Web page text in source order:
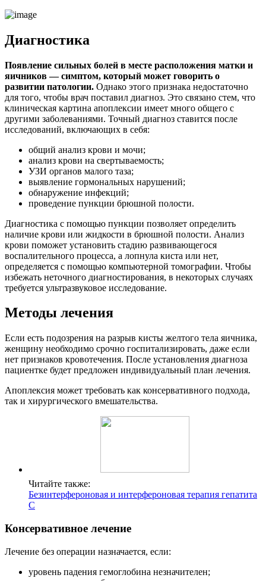
Диагностика
Появление сильных болей в месте расположения матки и
яичников — симптом, который может говорить о
развитии патологии. Однако этого признака недостаточно
для того, чтобы врач поставил диагноз. Это связано стем, что
клиническая картина апоплексии имеет много общего с
другими заболеваниями. Точный диагноз ставится после
исследований, включающих в себя:
общий анализ крови и мочи;
анализ крови на свертываемость;
УЗИ органов малого таза;
выявление гормональных нарушений;
обнаружение инфекций;
проведение пункции брюшной полости.
Диагностика с помощью пункции позволяет определить
наличие крови или жидкости в брюшной полости. Анализ
крови поможет установить стадию развивающегося
воспалительного процесса, а лопнула киста или нет,
определяется с помощью компьютерной томографии. Чтобы
избежать неточного диагностирования, в некоторых случаях
требуется ультразвуковое исследование.
Методы лечения
Если есть подозрения на разрыв кисты желтого тела яичника,
женщину необходимо срочно госпитализировать, даже если
нет признаков кровотечения. После установления диагноза
пациентке будет предложен индивидуальный план лечения.
Апоплексия может требовать как консервативного подхода,
так и хирургического вмешательства.
Читайте также:
Безинтерфероновая и интерфероновая терапия гепатита
С
Консервативное лечение
Лечение без операции назначается, если:
уровень падения гемоглобина незначителен;